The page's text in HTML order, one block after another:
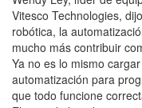
Vitesco Technologies,
robótica, la
mucho más contribuir
Ya no es lo mismo
automatización para
que todo funcione